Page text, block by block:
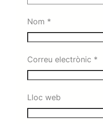
Nom *
Correu electrònic *
Lloc web